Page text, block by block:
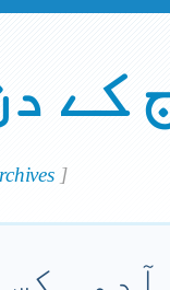
کے
]